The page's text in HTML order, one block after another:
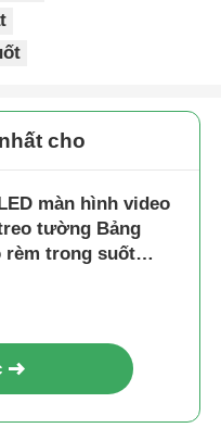
cho
màn hình video
tường Bảng
rèm trong suốt